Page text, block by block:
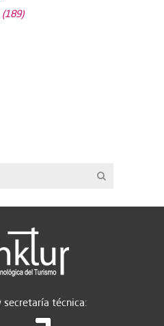
(189)
secretaría técnica: